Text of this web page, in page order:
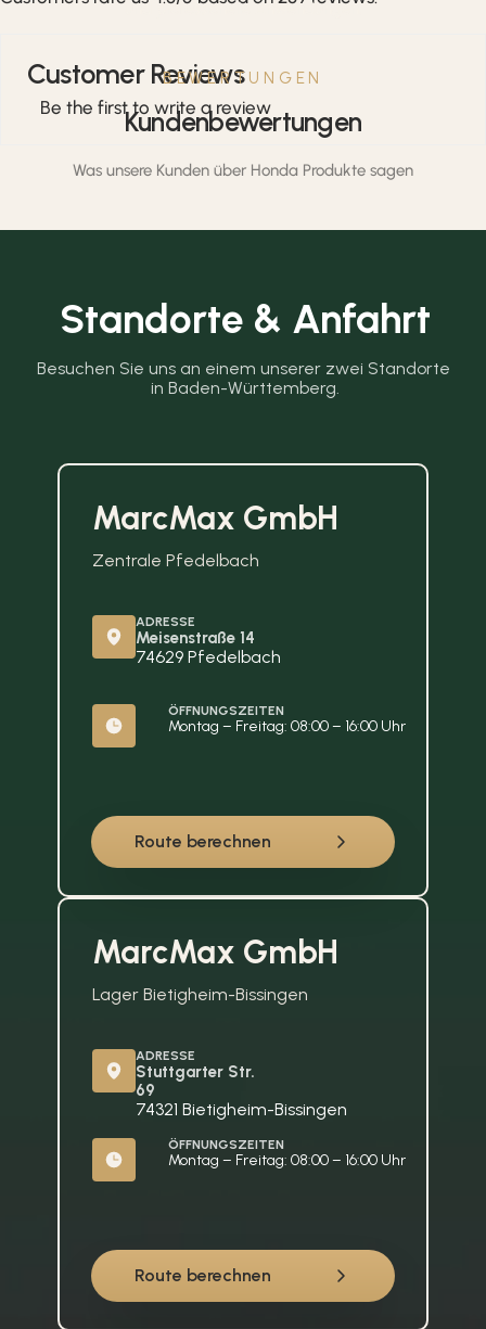
und professionelle Anwendungen.
BEWERTUNGEN
Kundenbewertungen
Was unsere Kunden über Honda Produkte sagen
Customer Reviews
Be the first to write a review
Standorte & Anfahrt
Besuchen Sie uns an einem unserer zwei Standorte
in Baden-Württemberg.
MarcMax GmbH
Zentrale Pfedelbach
Route berechnen
ADRESSE
Meisenstraße 14
74629 Pfedelbach
ÖFFNUNGSZEITEN
Montag – Freitag: 08:00 – 16:00 Uhr
MarcMax GmbH
Lager Bietigheim-Bissingen
Route berechnen
ADRESSE
Stuttgarter Str.
69
74321 Bietigheim-Bissingen
ÖFFNUNGSZEITEN
Montag – Freitag: 08:00 – 16:00 Uhr